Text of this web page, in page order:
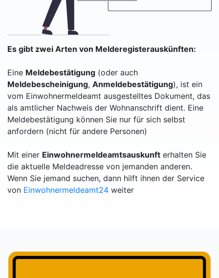
Es gibt zwei Arten von Melderegisterauskünften:
Eine Meldebestätigung (oder auch
Meldebescheinigung, Anmeldebestätigung), ist ein
vom Einwohnermeldeamt ausgestelltes Dokument, das
als amtlicher Nachweis der Wohnanschrift dient. Eine
Meldebestätigung können Sie nur für sich selbst
anfordern (nicht für andere Personen)
Mit einer Einwohnermeldeamtsauskunft erhalten Sie
die aktuelle Meldeadresse von jemanden anderen.
Wenn Sie jemand suchen, dann hilft ihnen der Service
von Einwohnermeldeamt24 weiter